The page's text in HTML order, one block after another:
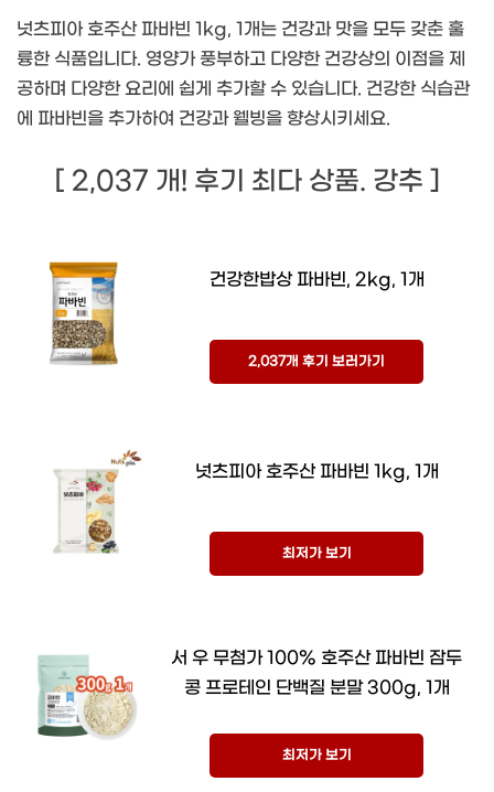
넛츠피아 호주산 파바빈 1kg, 1개는 건강과 맛을 모두 갖춘 훌
륭한 식품입니다. 영양가 풍부하고 다양한 건강상의 이점을 제
공하며 다양한 요리에 쉽게 추가할 수 있습니다. 건강한 식습관
에 파바빈을 추가하여 건강과 웰빙을 향상시키세요.
[ 2,037 개! 후기 최다 상품. 강추 ]
건강한밥상 파바빈, 2kg, 1개
2,037개 후기 보러가기
넛츠피아 호주산 파바빈 1kg, 1개
최저가 보기
서 우 무첨가 100% 호주산 파바빈 잠두
콩 프로테인 단백질 분말 300g, 1개
최저가 보기